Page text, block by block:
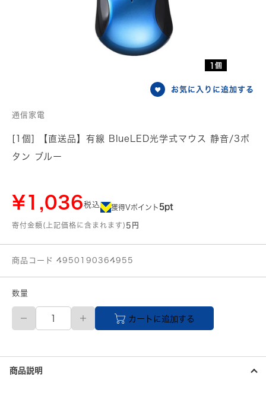
1個
お気に入りに追加する
通信家電
[1個] 【直送品】有線 BlueLED光学式マウス 静音/3ボ
タン ブルー
¥1,036税込 獲得Vポイント 5pt
寄付金額(上記価格に含まれます) 5円
商品コード 4950190364955
数量
【直
品】
線
BlueLED
光
カートに追加する
商品説明